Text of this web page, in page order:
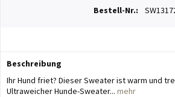
Bestell-Nr.:
Beschreibung
Ihr Hund friet? Dieser Sweater ist warm und
Ultraweicher Hunde-Sweater... mehr